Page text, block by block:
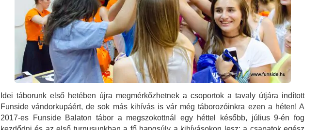
Idei táborunk első hetében újra megmérkőzhetnek a csoportok a tavaly útjára indított
Funside vándorkupáért, de sok más kihívás is vár még táborozóinkra ezen a héten! A
2017-es Funside Balaton tábor a megszokottnál egy héttel később, július 9-én fog